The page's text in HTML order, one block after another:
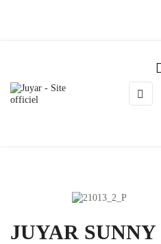
la
☰
JUYAR SUNNY